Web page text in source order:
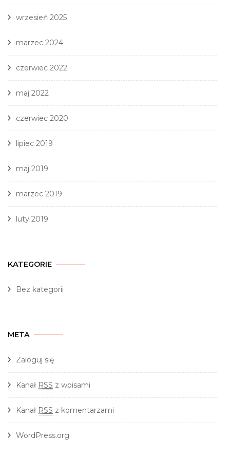
wrzesień 2025
marzec 2024
czerwiec 2022
maj 2022
czerwiec 2020
lipiec 2019
maj 2019
marzec 2019
luty 2019
KATEGORIE
Bez kategorii
META
Zaloguj się
Kanał RSS z wpisami
Kanał RSS z komentarzami
WordPress.org